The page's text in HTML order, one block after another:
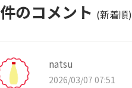
件のコメント (新着順)
natsu
2026/03/07 07:51